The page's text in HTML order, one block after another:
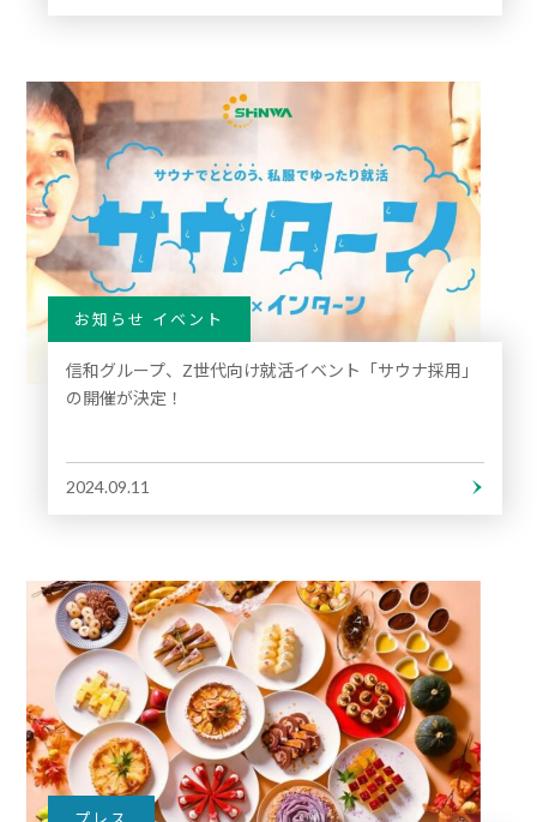
お知らせ イベント
信和グループ、Z世代向け就活イベント「サウナ採用」
の開催が決定！
2024.09.11